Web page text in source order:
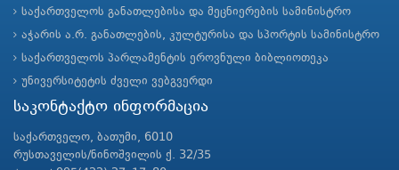
საქართველოს განათლებისა და მეცნიერების სამინისტრო
აჭარის ა.რ. განათლების, კულტურისა და სპორტის სამინისტრო
საქართველოს პარლამენტის ეროვნული ბიბლიოთეკა
უნივერსიტეტის ძველი ვებგვერდი
საკონტაქტო ინფორმაცია
საქართველო, ბათუმი, 6010
რუსთაველის/ნინოშვილის ქ. 32/35